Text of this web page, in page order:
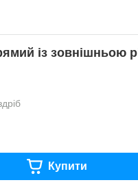
із зовнішньою
Купити